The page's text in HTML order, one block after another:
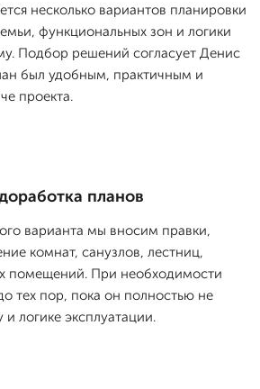
несколько вариантов планировки
функциональных зон и логики
Подбор решений согласует Денис
был удобным, практичным и
проекта.
планов
варианта мы вносим правки,
комнат, санузлов, лестниц,
помещений. При необходимости
тех пор, пока он полностью не
логике эксплуатации.